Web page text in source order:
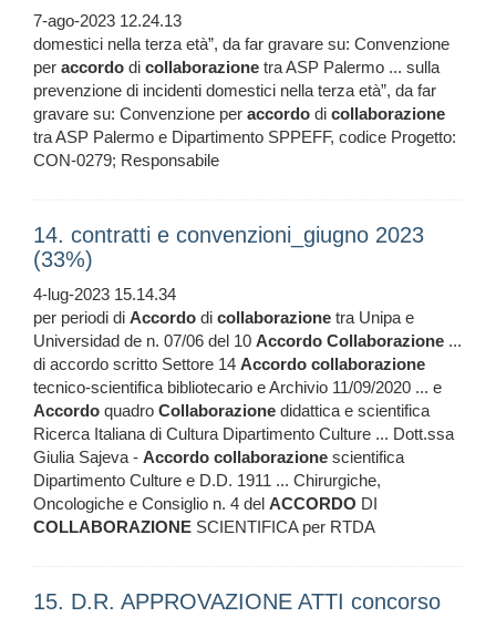
7-ago-2023 12.24.13
domestici nella terza età”, da far gravare su: Convenzione
per accordo di collaborazione tra ASP Palermo ... sulla
prevenzione di incidenti domestici nella terza età”, da far
gravare su: Convenzione per accordo di collaborazione
tra ASP Palermo e Dipartimento SPPEFF, codice Progetto:
CON-0279; Responsabile
14. contratti e convenzioni_giugno 2023
(33%)
4-lug-2023 15.14.34
per periodi di Accordo di collaborazione tra Unipa e
Universidad de n. 07/06 del 10 Accordo Collaborazione ...
di accordo scritto Settore 14 Accordo collaborazione
tecnico-scientifica bibliotecario e Archivio 11/09/2020 ... e
Accordo quadro Collaborazione didattica e scientifica
Ricerca Italiana di Cultura Dipartimento Culture ... Dott.ssa
Giulia Sajeva - Accordo collaborazione scientifica
Dipartimento Culture e D.D. 1911 ... Chirurgiche,
Oncologiche e Consiglio n. 4 del ACCORDO DI
COLLABORAZIONE SCIENTIFICA per RTDA
15. D.R. APPROVAZIONE ATTI concorso